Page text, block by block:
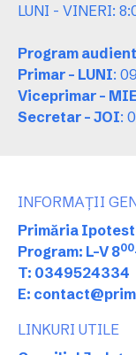
LUNI - VINERI:
Program
Primar - LUNI:
Viceprimar -
Secretar - JOI:
INFORMAȚII
Primăria
Program: L-V 800
T: 0349524334
E:
LINKURI UTILE